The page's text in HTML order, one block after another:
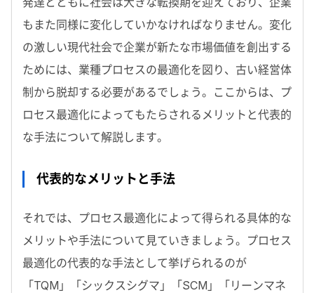
もまた同様に変化していかなければなりません。変化
の激しい現代社会で企業が新たな市場価値を創出する
ためには、業種プロセスの最適化を図り、古い経営体
制から脱却する必要があるでしょう。ここからは、プ
ロセス最適化によってもたらされるメリットと代表的
な手法について解説します。
代表的なメリットと手法
それでは、プロセス最適化によって得られる具体的な
メリットや手法について見ていきましょう。プロセス
最適化の代表的な手法として挙げられるのが
「TQM」「シックスシグマ」「SCM」「リーンマネ